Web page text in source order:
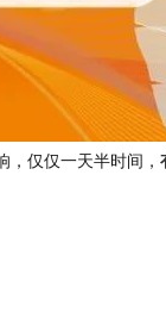
仅仅一天半时间，